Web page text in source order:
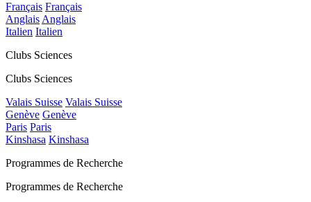
Français Français
AnglaisAnglais
Italien Italien
Clubs Sciences
Clubs Sciences
Valais Suisse Valais Suisse
Genève Genève
Paris Paris
Kinshasa Kinshasa
Programmes de Recherche
Programmes de Recherche